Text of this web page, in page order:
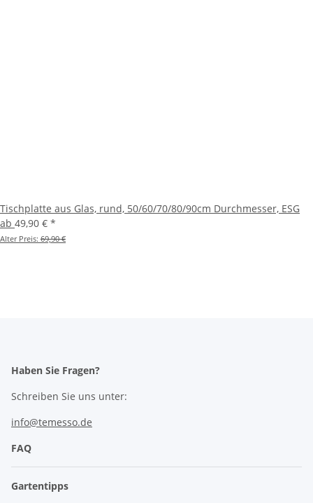
Tischplatte aus Glas, rund, 50/60/70/80/90cm Durchmesser, ESG
ab 49,90 € *
Alter Preis: 69,90 €
Haben Sie Fragen?
Schreiben Sie uns unter:
info@temesso.de
FAQ
Gartentipps